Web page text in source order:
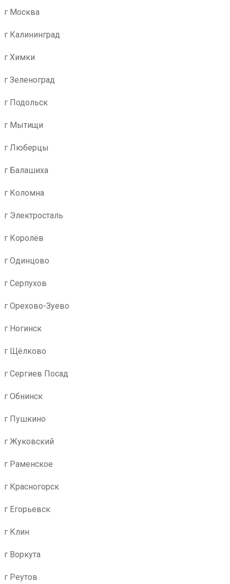
г Москва
г Калининград
г Химки
г Зеленоград
г Подольск
г Мытищи
г Люберцы
г Балашиха
г Коломна
г Электросталь
г Королёв
г Одинцово
г Серпухов
г Орехово-Зуево
г Ногинск
г Щёлково
г Сергиев Посад
г Обнинск
г Пушкино
г Жуковский
г Раменское
г Красногорск
г Егорьевск
г Клин
г Воркута
г Реутов